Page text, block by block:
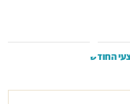
החודש